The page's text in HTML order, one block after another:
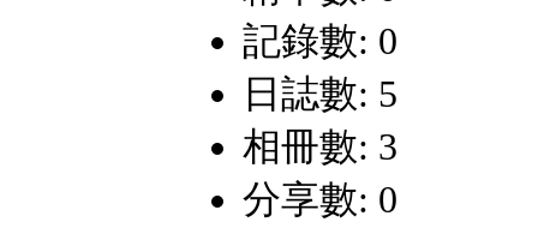
記錄數: 0
日誌數: 5
相冊數: 3
分享數: 0